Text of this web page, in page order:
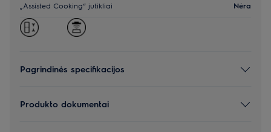
„Assisted Cooking“ jutikliai Nėra
Pagrindinės specifikacijos
Produkto dokumentai